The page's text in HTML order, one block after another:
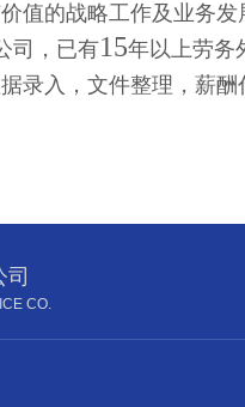
值的战略工作及业务发
司，已有15年以上劳务
录入，文件整理，薪
CO.